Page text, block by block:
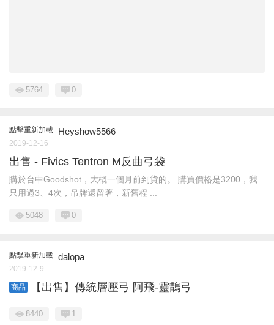
5764 0
點擊重新加載 Heyshow5566
2019-12-16
出售 - Fivics Tentron M反曲弓袋
購於台中Goodshot，大概一個月前到貨的。 購買價格是3200，我
只用過3、4次，吊牌還留著，新舊程 ...
5048 0
點擊重新加載 dalopa
2019-12-9
商品 【出售】傳統層壓弓 阿飛-靈鵲弓
8440 1